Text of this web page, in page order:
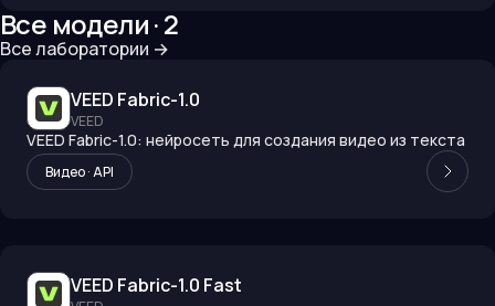
Все модели ·2
Все лаборатории →
VEED Fabric-1.0
VEED
VEED Fabric-1.0: нейросеть для создания видео из текста
Видео · API
VEED Fabric-1.0 Fast